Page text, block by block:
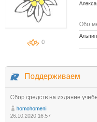
0
Обо
Поддерживаем
Сбор средств на издание
homohomeni
26.10.2020 16:57